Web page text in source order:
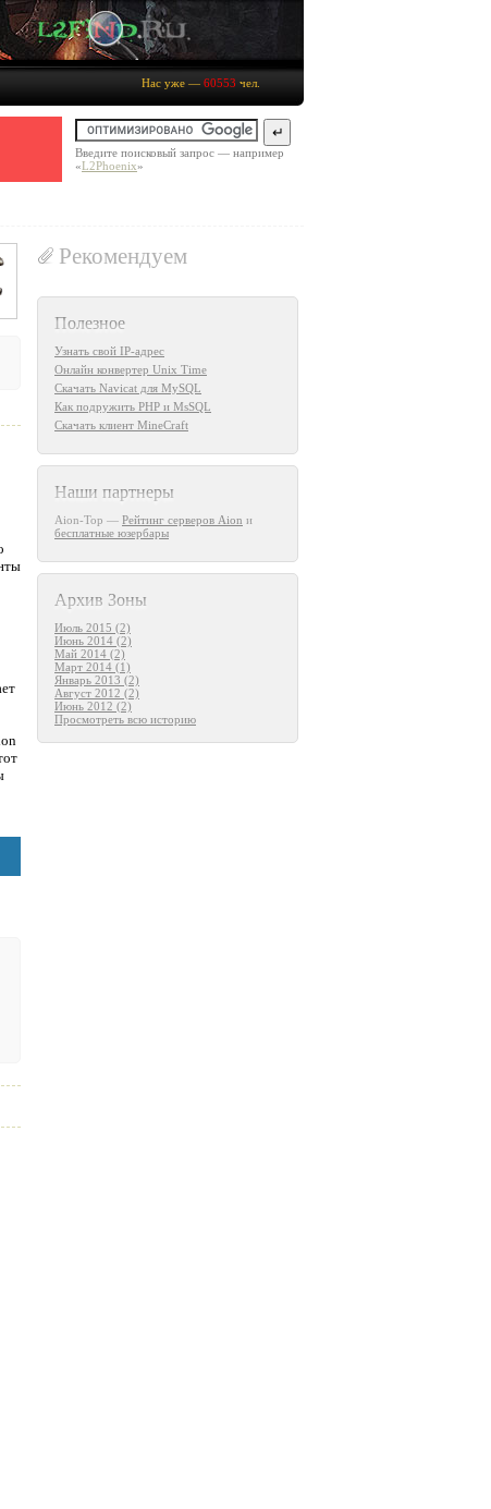
Нас уже — 60553 чел.
Введите поисковый запрос — например
«L2Phoenix»
Рекомендуем
Полезное
Узнать свой IP-адрес
Онлайн конвертер Unix Time
Скачать Navicat для MySQL
Как подружить PHP и MsSQL
Скачать клиент MineCraft
Наши партнеры
Aion-Top — Рейтинг серверов Aion и
бесплатные юзербары
Архив Зоны
Июль 2015 (2)
Июнь 2014 (2)
Май 2014 (2)
Март 2014 (1)
Январь 2013 (2)
Август 2012 (2)
Июнь 2012 (2)
Просмотреть всю историю